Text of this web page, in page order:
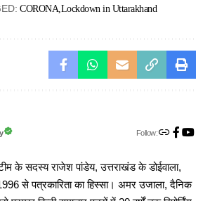
CORONA Lockdown in Uttarakhand
Follow:
के सदस्य राजेश पांडेय, उत्तराखंड के डोईवाला,
से पत्रकारिता का हिस्सा। अमर उजाला, दैनिक